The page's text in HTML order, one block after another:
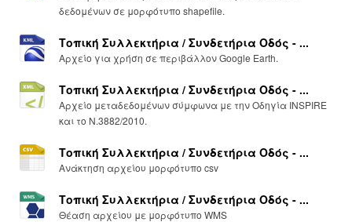
δεδομένων σε μορφότυπο shapefile.
Τοπική Συλλεκτήρια / Συνδετήρια Οδός - ...
Αρχείο για χρήση σε περιβάλλον Google Earth.
Τοπική Συλλεκτήρια / Συνδετήρια Οδός - ...
Αρχείο μεταδεδομένων σύμφωνα με την Οδηγία INSPIRE
και το Ν.3882/2010.
Τοπική Συλλεκτήρια / Συνδετήρια Οδός - ...
Ανάκτηση αρχείου μορφότυπο csv
Τοπική Συλλεκτήρια / Συνδετήρια Οδός - ...
Θέαση αρχείου με μορφότυπο WMS